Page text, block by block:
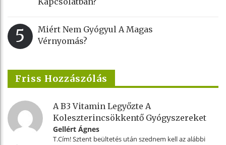
5
Miért Nem Gyógyul A Magas
Vérnyomás?
Friss Hozzászólás
A B3 Vitamin Legyőzte A
Koleszterincsökkentő Gyógyszereket
Gellért Ágnes
T.Cím! Sztent beültetés után szednem kell az alábbi